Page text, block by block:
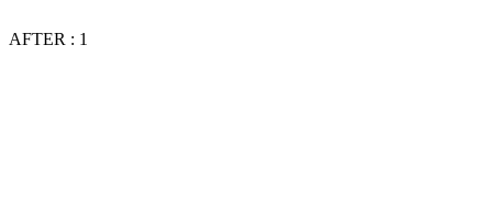
AFTER : 1